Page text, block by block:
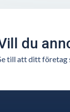
du
till att ditt företag